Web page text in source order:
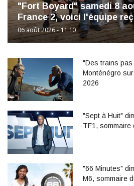
"Fort Boyard" samedi 8
France 2, voici l'équipe
06 août 2026 - 11:10
"Des trains pas
Monténégro
2026
"Sept à Huit"
TF1, sommaire
"66 Minutes"
M6, sommaire